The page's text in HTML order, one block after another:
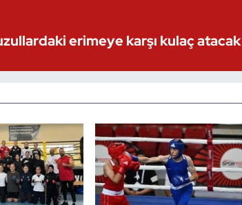
erimeye karşı kulaç atacak